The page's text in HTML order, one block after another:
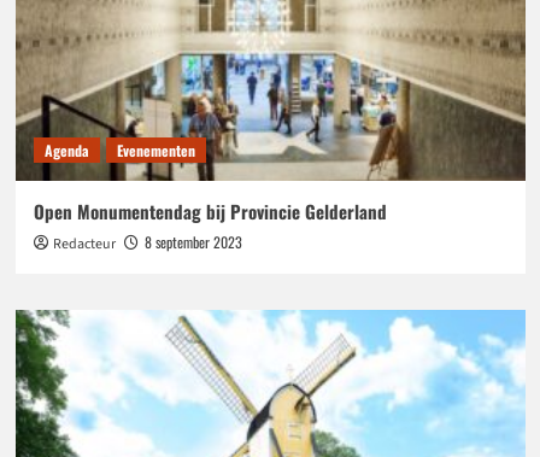
Agenda Evenementen
Open Monumentendag bij Provincie Gelderland
Redacteur 8 september 2023